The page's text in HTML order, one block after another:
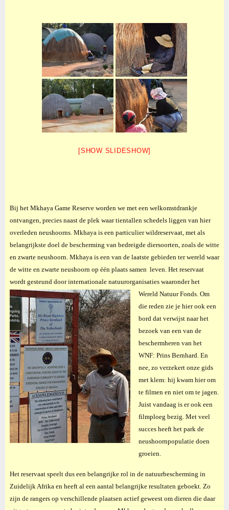
[SHOW SLIDESHOW]
Bij het Mkhaya Game Reserve worden we met een welkomstdrankje
ontvangen, precies naast de plek waar tientallen schedels liggen van hier
overleden neushoorns. Mkhaya is een particulier wildreservaat, met als
belangrijkste doel de bescherming van bedreigde diersoorten, zoals de witte
en zwarte neushoorn. Mkhaya is een van de laatste gebieden ter wereld waar
de witte en zwarte neushoorn op één plaats samen leven. Het reservaat
wordt gesteund door internationale natuurorganisaties waaronder het
Wereld Natuur Fonds. Om
die reden zie je hier ook een
bord dat verwijst naar het
bezoek van een van de
beschermheren van het
WNF: Prins Bernhard. En
nee, zo verzekert onze gids
met klem: hij kwam hier om
te filmen en niet om te jagen.
Juist vandaag is er ook een
filmploeg bezig. Met veel
succes heeft het park de
neushoornpopulatie doen
groeien.
Het reservaat speelt dus een belangrijke rol in de natuurbescherming in
Zuidelijk Afrika en heeft al een aantal belangrijke resultaten geboekt. Zo
zijn de rangers op verschillende plaatsen actief geweest om dieren die daar